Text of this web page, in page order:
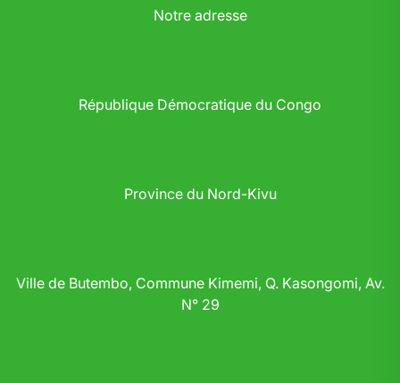
Notre adresse
République Démocratique du Congo
Province du Nord-Kivu
Ville de Butembo, Commune Kimemi, Q. Kasongomi, Av.
N° 29